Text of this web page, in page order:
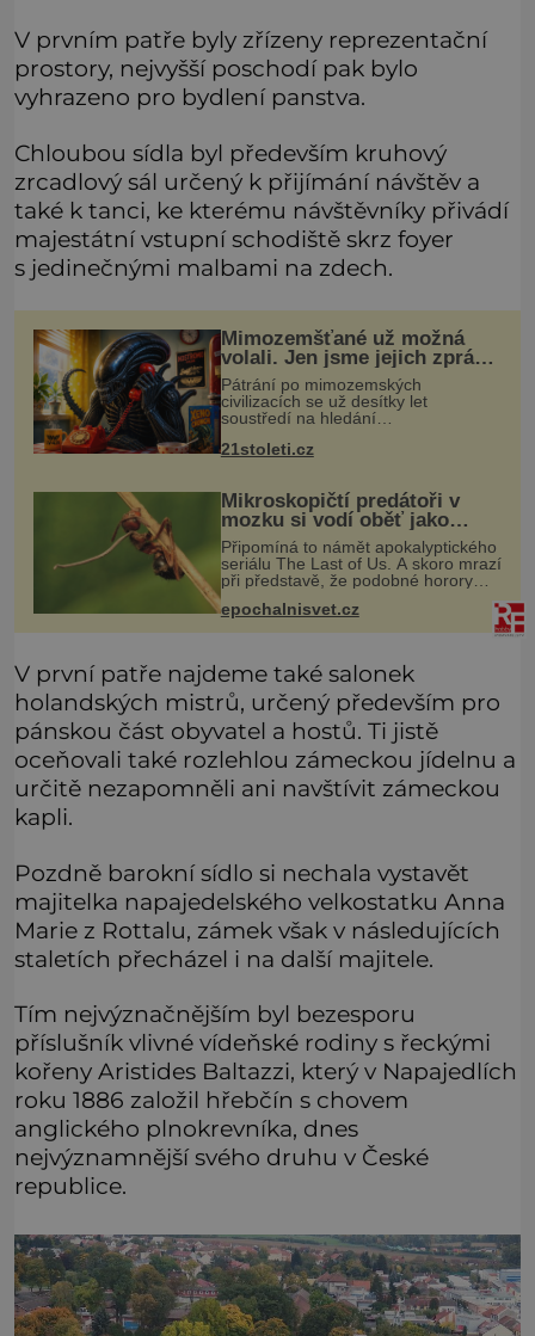
V prvním patře byly zřízeny reprezentační
prostory, nejvyšší poschodí pak bylo
vyhrazeno pro bydlení panstva.
Chloubou sídla byl především kruhový
zrcadlový sál určený k přijímání návštěv a
také k tanci, ke kterému návštěvníky přivádí
majestátní vstupní schodiště skrz foyer
s jedinečnými malbami na zdech.
Mimozemšťané už možná
volali. Jen jsme jejich zprávu
nedokázali rozpoznat
Pátrání po mimozemských
civilizacích se už desítky let
soustředí na hledání
které by příroda sama vytvořila jen
21stoleti.cz
Mikroskopičtí predátoři v
mozku si vodí oběť jako
loutku
Připomíná to námět apokalyptického
seriálu The Last of Us. A skoro mrazí
při představě, že podobné horory
probíhají v přírodě běžně – s tím
rozdílem, že nejde pouze o infekce
parazitickou houbou a že
epochalnisvet.cz
V první patře najdeme také salonek
holandských mistrů, určený především pro
pánskou část obyvatel a hostů. Ti jistě
oceňovali také rozlehlou zámeckou jídelnu a
určitě nezapomněli ani navštívit zámeckou
kapli.
Pozdně barokní sídlo si nechala vystavět
majitelka napajedelského velkostatku Anna
Marie z Rottalu, zámek však v následujících
staletích přecházel i na další majitele.
Tím nejvýznačnějším byl bezesporu
příslušník vlivné vídeňské rodiny s řeckými
kořeny Aristides Baltazzi, který v Napajedlích
roku 1886 založil hřebčín s chovem
anglického plnokrevníka, dnes
nejvýznamnější svého druhu v České
republice.